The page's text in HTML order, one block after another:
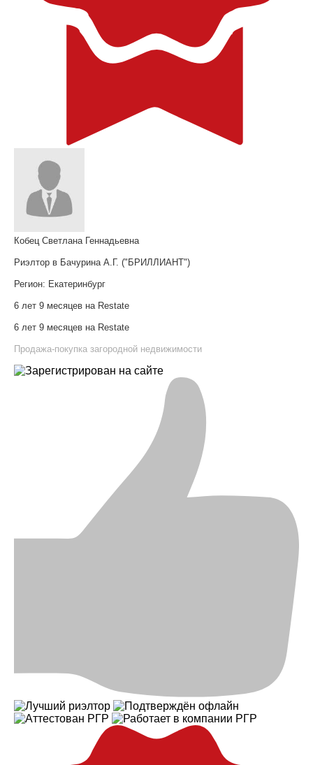
Кобец Светлана Геннадьевна
Риэлтор в Бачурина А.Г. ("БРИЛЛИАНТ")
Регион: Екатеринбург
6 лет 9 месяцев на Restate
6 лет 9 месяцев на Restate
Продажа-покупка загородной недвижимости